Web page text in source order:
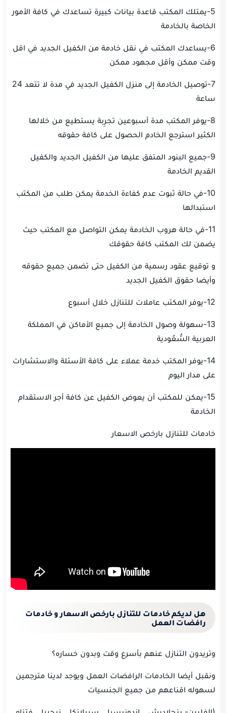
‏5-يمتلك المكتب قاعدة بيانات كبيرة تساعدك في كافة الأمور
الخاصة بالخادمة
‏6-يساعدك المكتب في نقل خادمة من الكفيل الجديد في اقل
وقت ممكن وأقل مجهود ممكن
‏7-توصيل الخادمة إلى منزل الكفيل الجديد في مدة لا تتعد 24
ساعة
‏8-يوفر المكتب مدة أسبوعين تجرِبة يستطيع من خلالها
الكثير استرجع الخادم الحصول على كافة حقوقه
‏9-جميع البنود المتفق عليها من الكفيل الجديد والكفيل
القديم الخادمة
‏10-في حالة ثبوت عدم كفاءة الخدمة يمكن طلب من المكتب
استبدالها
‏11-في حالة هروب الخادمة يمكن التواصل مع المكتب حيث
يضمن لك المكتب كافة حقوقك
‏و توقيع عقود رسمية من الكفيل حتى تضمن جميع حقوقه
وأيضا حقوق الكفيل الجديد
‏13-سهولة وصول الخادمة إلى جميع الأماكن في المملكة
العربية السُّعُودية
‏14-يوفر المكتب خدمة عملاء على كافة الأسئلة والاستشارات
على مدار اليوم
‏15-يمكن للمكتب أن يعوض الكفيل عن كافة أجر الاستقدام
الخادمة
خادمات للتنازل بارخص الاسعار
هل لديكم خادمات للتنازل بارخص الاسعار و خادمات
رافضات العمل
وتريدون التنازل عنهم بأسرع وقت وبدون خساره؟
ونقبل أيضا الخادمات الرافضات العمل ويوجد لدينا مترجمين
لسهوله اقناعهم من جميع الجنسيات